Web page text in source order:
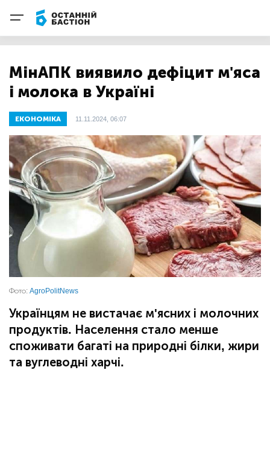
МінАПК виявило дефіцит м'яса
і молока в Україні
ЕКОНОМІКА 11.11.2024, 06:07
Фото: AgroPolitNews
Українцям не вистачає м'ясних і молочних
продуктів. Населення стало менше
споживати багаті на природні білки, жири
та вуглеводні харчі.